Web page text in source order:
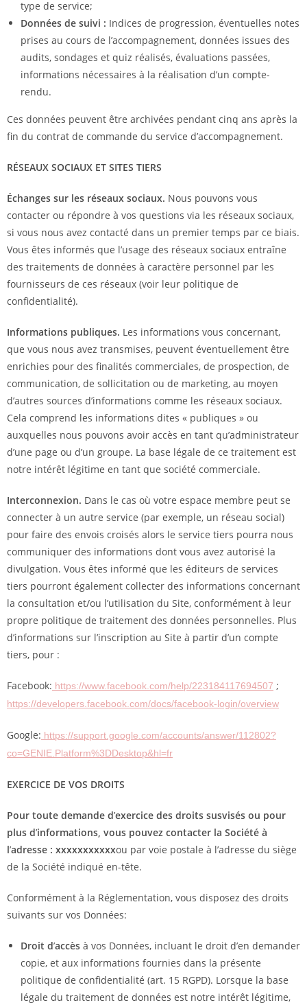
type de service;
Données de suivi : Indices de progression, éventuelles notes
prises au cours de l’accompagnement, données issues des
audits, sondages et quiz réalisés, évaluations passées,
informations nécessaires à la réalisation d’un compte-
rendu.
Ces données peuvent être archivées pendant cinq ans après la
fin du contrat de commande du service d’accompagnement.
RÉSEAUX SOCIAUX ET SITES TIERS
Échanges sur les réseaux sociaux. Nous pouvons vous
contacter ou répondre à vos questions via les réseaux sociaux,
si vous nous avez contacté dans un premier temps par ce biais.
Vous êtes informés que l’usage des réseaux sociaux entraîne
des traitements de données à caractère personnel par les
fournisseurs de ces réseaux (voir leur politique de
confidentialité).
Informations publiques. Les informations vous concernant,
que vous nous avez transmises, peuvent éventuellement être
enrichies pour des finalités commerciales, de prospection, de
communication, de sollicitation ou de marketing, au moyen
d’autres sources d’informations comme les réseaux sociaux.
Cela comprend les informations dites « publiques » ou
auxquelles nous pouvons avoir accès en tant qu’administrateur
d’une page ou d’un groupe. La base légale de ce traitement est
notre intérêt légitime en tant que société commerciale.
Interconnexion. Dans le cas où votre espace membre peut se
connecter à un autre service (par exemple, un réseau social)
pour faire des envois croisés alors le service tiers pourra nous
communiquer des informations dont vous avez autorisé la
divulgation. Vous êtes informé que les éditeurs de services
tiers pourront également collecter des informations concernant
la consultation et/ou l’utilisation du Site, conformément à leur
propre politique de traitement des données personnelles. Plus
d’informations sur l’inscription au Site à partir d’un compte
tiers, pour :
Facebook: https://www.facebook.com/help/223184117694507 ;
https://developers.facebook.com/docs/facebook-login/overview
Google: https://support.google.com/accounts/answer/112802?
co=GENIE.Platform%3DDesktop&hl=fr
EXERCICE DE VOS DROITS
Pour toute demande d’exercice des droits susvisés ou pour
plus d’informations, vous pouvez contacter la Société à
l’adresse : xxxxxxxxxxxou par voie postale à l’adresse du siège
de la Société indiqué en-tête.
Conformément à la Réglementation, vous disposez des droits
suivants sur vos Données:
Droit d’accès à vos Données, incluant le droit d’en demander
copie, et aux informations fournies dans la présente
politique de confidentialité (art. 15 RGPD). Lorsque la base
légale du traitement de données est notre intérêt légitime,